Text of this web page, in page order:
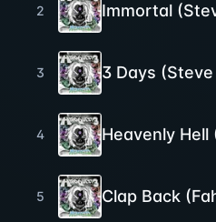
2 Immortal
3
4
5 Clap Back